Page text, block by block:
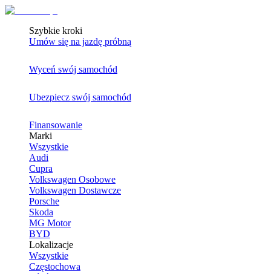
Szybkie kroki
Umów się na jazdę próbną
Wyceń swój samochód
Ubezpiecz swój samochód
Finansowanie
Marki
Wszystkie
Audi
Cupra
Volkswagen Osobowe
Volkswagen Dostawcze
Porsche
Skoda
MG Motor
BYD
Lokalizacje
Wszystkie
Częstochowa